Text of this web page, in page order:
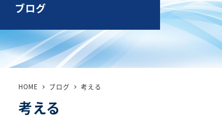
へ
移
動
ブログ
HOME ブログ 考える
考える